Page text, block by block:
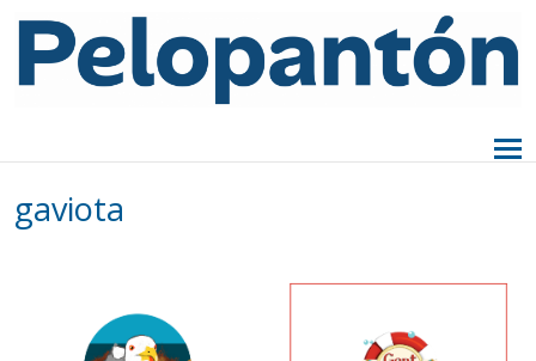
gaviota